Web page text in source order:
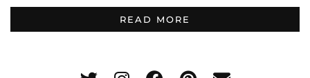
READ MORE